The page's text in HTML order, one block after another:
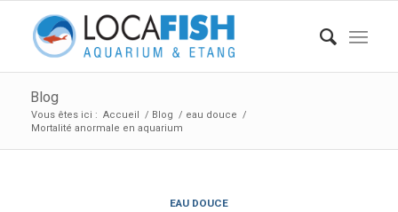
Blog
Vous êtes ici : Accueil / Blog / eau douce /
Mortalité anormale en aquarium
EAU DOUCE